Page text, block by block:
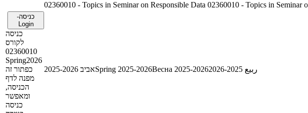
02360010 - Topics in Seminar on Responsible Data 02360010 - Topics in Seminar
כניסה-
Login
כניסה
לקורס
02360010
Spring2026
כפתור זה
מפנה לדף
הכניסה,
ומאפשר
כניסה
אביב 2025-2026Spring 2025-2026Весна 2025-2026 ربيع 2025-2026